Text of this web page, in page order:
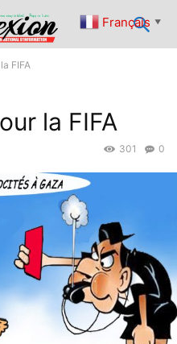
FIFA
la FIFA
0
301
Français ▼